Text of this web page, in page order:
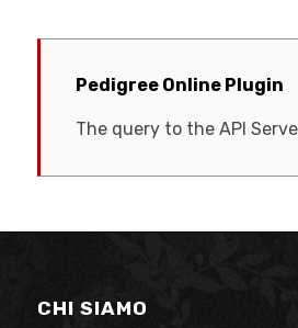
Pedigree Online Plugin
The query to the API
CHI SIAMO